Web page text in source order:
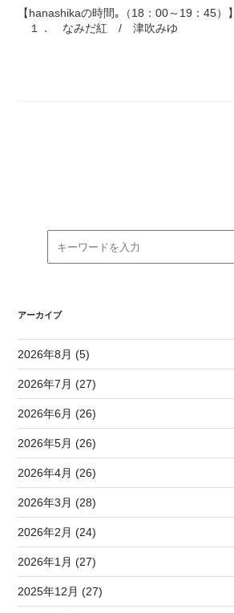
【hanashikaの時間｡（18：00～19：45）】
１． なみだ紅 / 津吹みゆ
アーカイブ
2026年8月 (5)
2026年7月 (27)
2026年6月 (26)
2026年5月 (26)
2026年4月 (26)
2026年3月 (28)
2026年2月 (24)
2026年1月 (27)
2025年12月 (27)